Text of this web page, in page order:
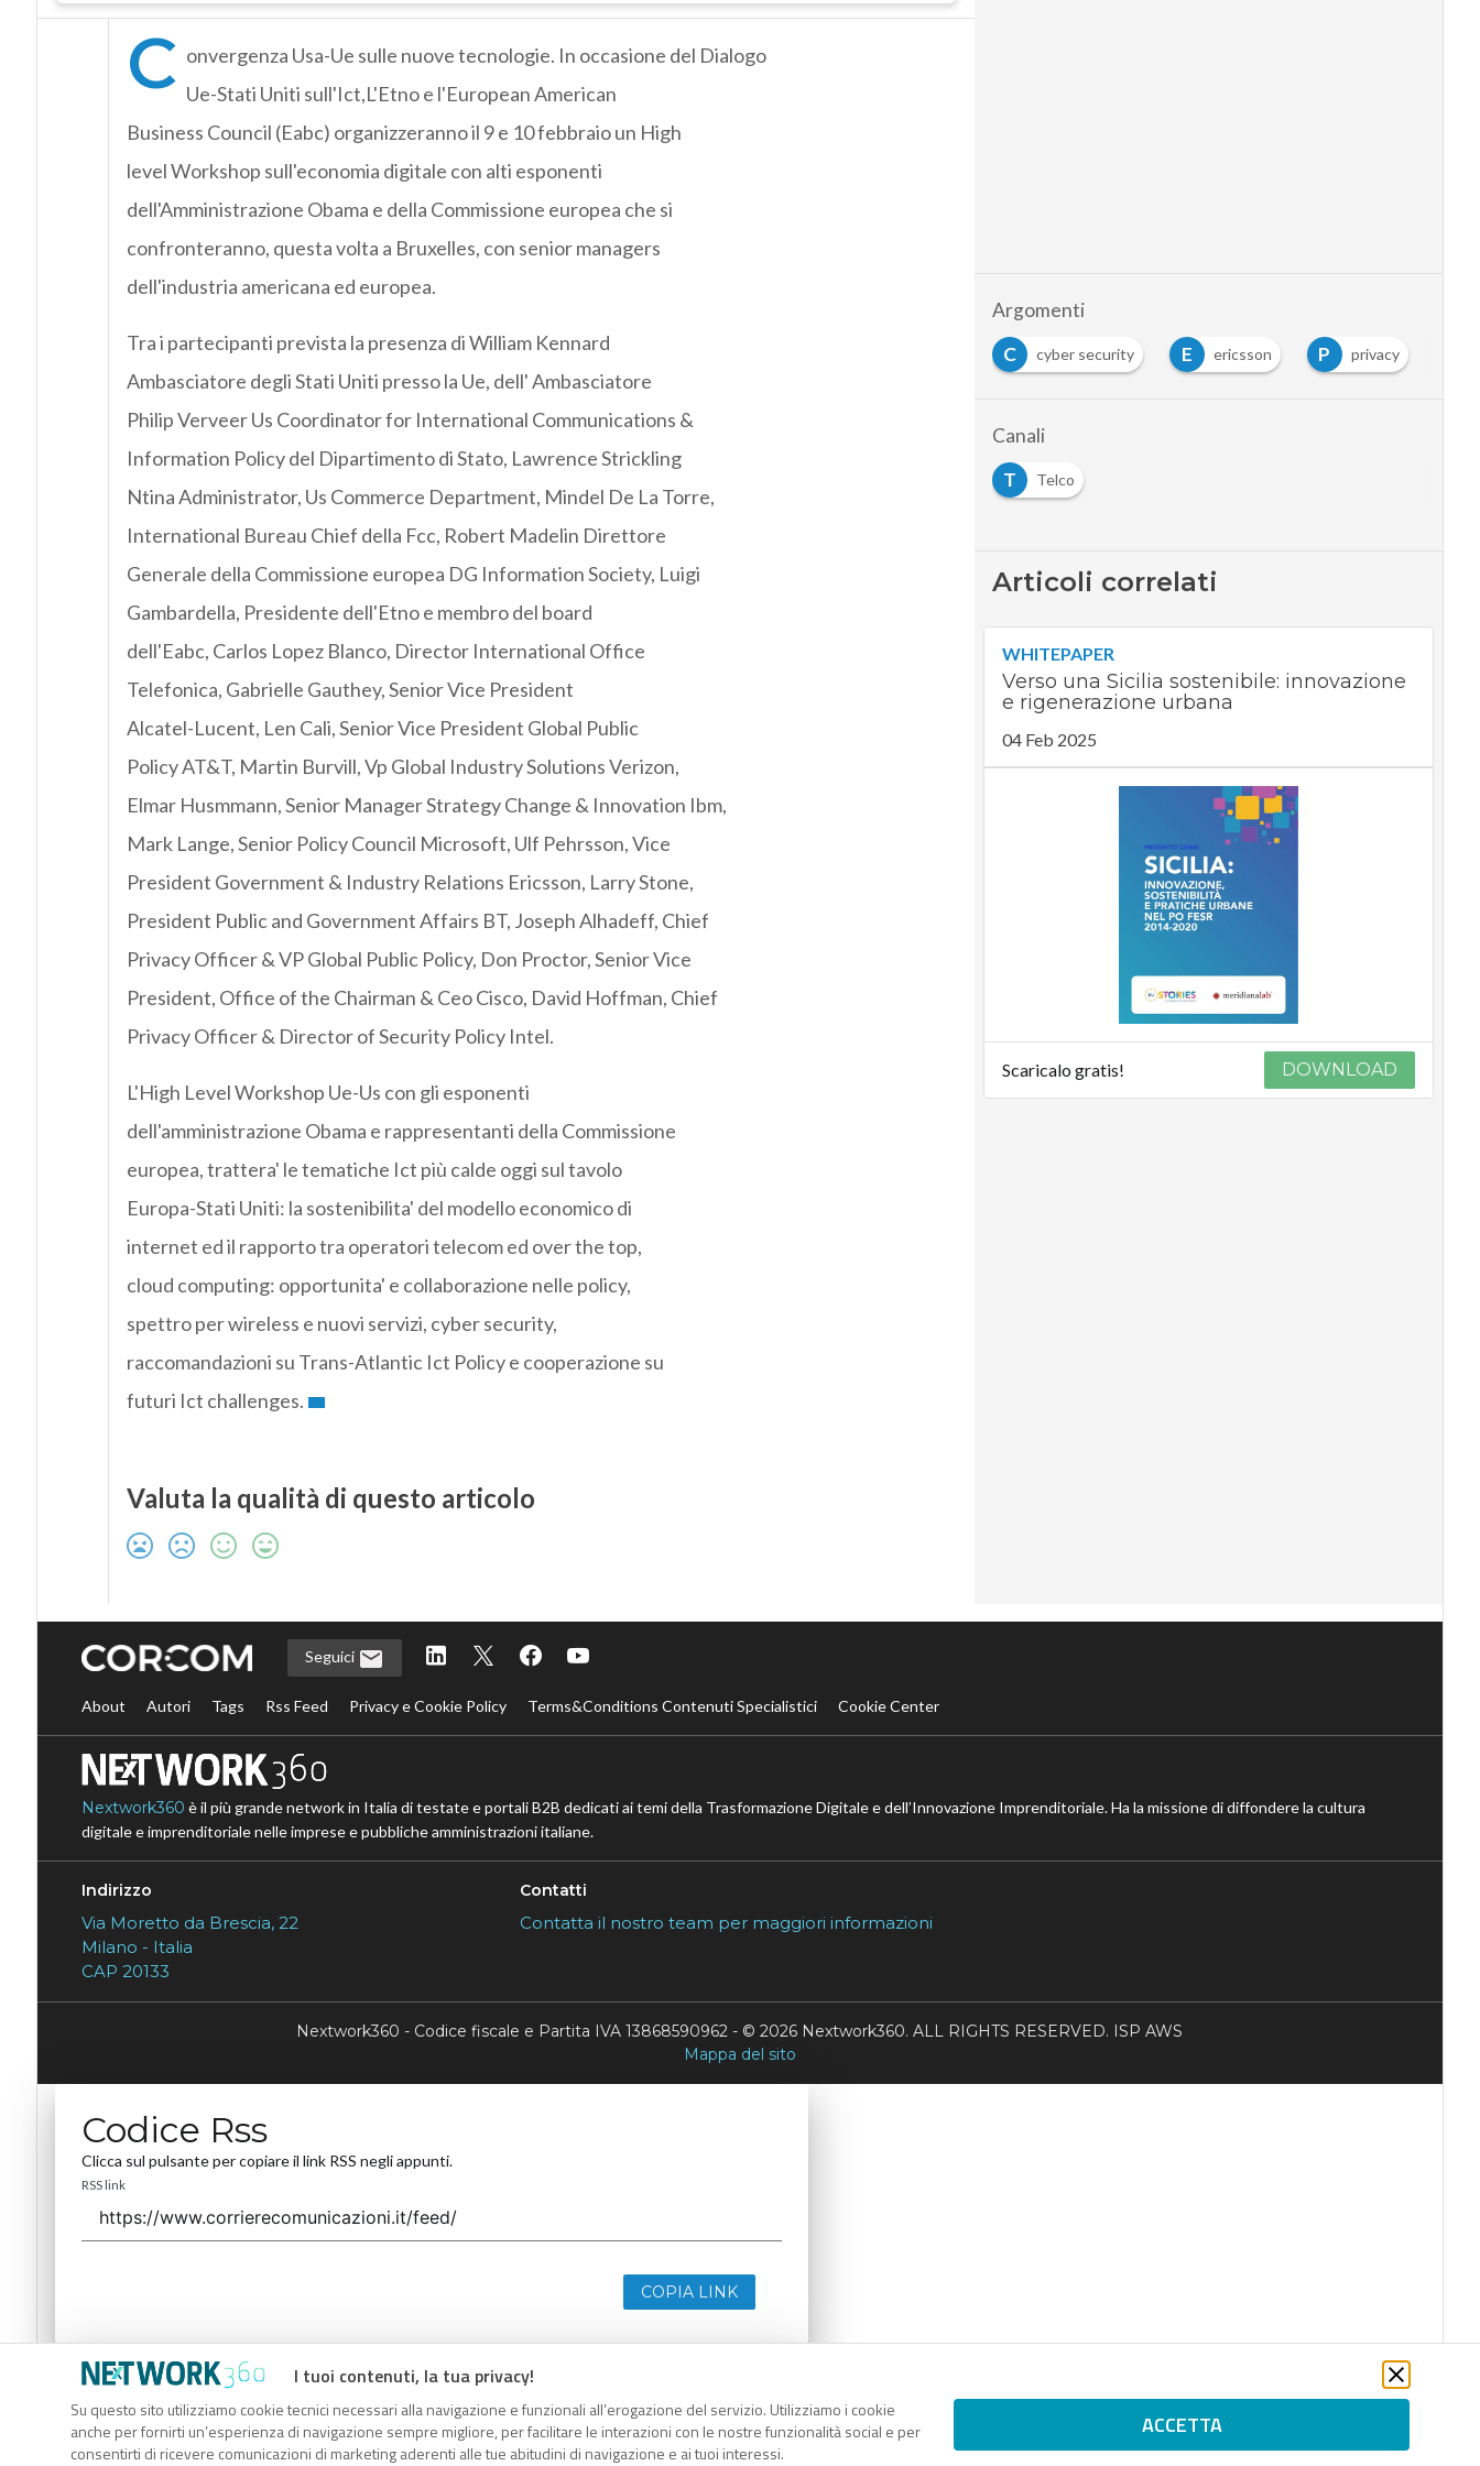
C onvergenza Usa-Ue sulle nuove tecnologie. In occasione del Dialogo
Ue-Stati Uniti sull'Ict,L'Etno e l'European American
Business Council (Eabc) organizzeranno il 9 e 10 febbraio un High
level Workshop sull'economia digitale con alti esponenti
dell'Amministrazione Obama e della Commissione europea che si
confronteranno, questa volta a Bruxelles, con senior managers
dell'industria americana ed europea.
Tra i partecipanti prevista la presenza di William Kennard
Ambasciatore degli Stati Uniti presso la Ue, dell' Ambasciatore
Philip Verveer Us Coordinator for International Communications &
Information Policy del Dipartimento di Stato, Lawrence Strickling
Ntina Administrator, Us Commerce Department, Mindel De La Torre,
International Bureau Chief della Fcc, Robert Madelin Direttore
Generale della Commissione europea DG Information Society, Luigi
Gambardella, Presidente dell'Etno e membro del board
dell'Eabc, Carlos Lopez Blanco, Director International Office
Telefonica, Gabrielle Gauthey, Senior Vice President
Alcatel-Lucent, Len Cali, Senior Vice President Global Public
Policy AT&T, Martin Burvill, Vp Global Industry Solutions Verizon,
Elmar Husmmann, Senior Manager Strategy Change & Innovation Ibm,
Mark Lange, Senior Policy Council Microsoft, Ulf Pehrsson, Vice
President Government & Industry Relations Ericsson, Larry Stone,
President Public and Government Affairs BT, Joseph Alhadeff, Chief
Privacy Officer & VP Global Public Policy, Don Proctor, Senior Vice
President, Office of the Chairman & Ceo Cisco, David Hoffman, Chief
Privacy Officer & Director of Security Policy Intel.
L'High Level Workshop Ue-Us con gli esponenti
dell'amministrazione Obama e rappresentanti della Commissione
europea, trattera' le tematiche Ict più calde oggi sul tavolo
Europa-Stati Uniti: la sostenibilita' del modello economico di
internet ed il rapporto tra operatori telecom ed over the top,
cloud computing: opportunita' e collaborazione nelle policy,
spettro per wireless e nuovi servizi, cyber security,
raccomandazioni su Trans-Atlantic Ict Policy e cooperazione su
futuri Ict challenges.
Valuta la qualità di questo articolo
Argomenti
C
cyber security E ericsson P privacy
Canali
T
Telco
Articoli correlati
WHITEPAPER
Verso una Sicilia sostenibile: innovazione
e rigenerazione urbana
04 Feb 2025
Scaricalo gratis! DOWNLOAD
I tuoi contenuti, la tua privacy!
Su questo sito utilizziamo cookie tecnici necessari alla navigazione e funzionali all’erogazione del servizio. Utilizziamo i cookie
anche per fornirti un’esperienza di navigazione sempre migliore, per facilitare le interazioni con le nostre funzionalità social e per
consentirti di ricevere comunicazioni di marketing aderenti alle tue abitudini di navigazione e ai tuoi interessi.
ACCETTA
Seguici
About Autori Tags Rss Feed Privacy e Cookie Policy Terms&Conditions Contenuti Specialistici Cookie Center
Nextwork360 è il più grande network in Italia di testate e portali B2B dedicati ai temi della Trasformazione Digitale e dell’Innovazione Imprenditoriale. Ha la missione di diffondere la cultura
digitale e imprenditoriale nelle imprese e pubbliche amministrazioni italiane.
Indirizzo
Via Moretto da Brescia, 22
Milano - Italia
CAP 20133
Contatti
Contatta il nostro team per maggiori informazioni
Nextwork360 - Codice fiscale e Partita IVA 13868590962 - © 2026 Nextwork360. ALL RIGHTS RESERVED. ISP AWS
Mappa del sito
Codice Rss
Clicca sul pulsante per copiare il link RSS negli appunti.
RSS link
COPIA LINK
Codice Rss
Clicca sul pulsante per copiare il link RSS negli appunti.
RSS link